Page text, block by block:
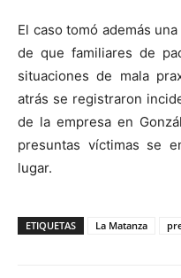
El caso tomó además
de que familiares de
situaciones de mala
atrás se registraron
de la empresa en
presuntas víctimas se
lugar.
ETIQUETAS La Matanza